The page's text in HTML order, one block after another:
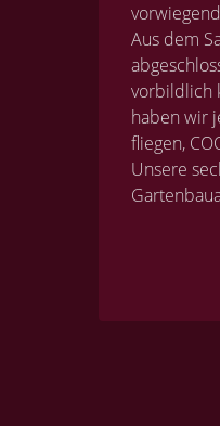
Aus dem
vorbildlich
haben wir
fliegen,
Unsere